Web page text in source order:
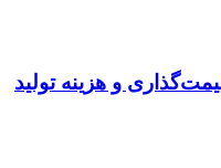
و هزینه تولید